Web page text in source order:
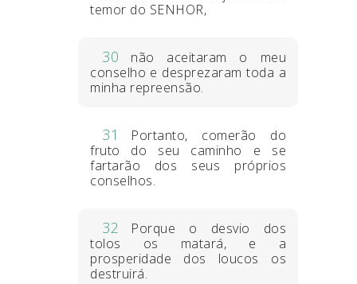
temor do SENHOR,
30
não aceitaram o meu
conselho e desprezaram toda a
minha repreensão.
31
Portanto, comerão do
fruto do seu caminho e se
fartarão dos seus próprios
conselhos.
32
Porque o desvio dos
tolos os matará, e a
prosperidade dos loucos os
destruirá.